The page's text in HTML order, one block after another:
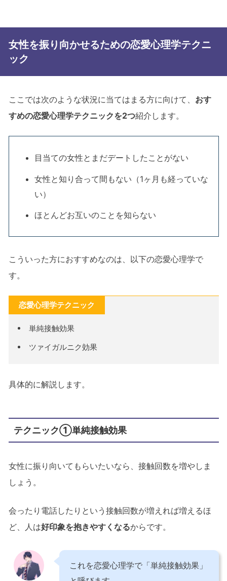
女性を振り向かせるための恋愛心理学テクニ
ック
ここでは次のような状況に当てはまる方に向けて、 おす
すめの恋愛心理学テクニックを2つ紹介します。
目当ての女性とまだデートしたことがない
女性と知り合って間もない（1ヶ月も経っていな
い）
ほとんどお互いのことを知らない
こういった方におすすめなのは、以下の恋愛心理学で
す。
恋愛心理学テクニック
単純接触効果
ツァイガルニク効果
具体的に解説します。
テクニック①単純接触効果
女性に振り向いてもらいたいなら、接触回数を増やしま
しょう。
会ったり電話したりという接触回数が増えれば増えるほ
ど、人は好印象を抱きやすくなるからです。
これを恋愛心理学で「単純接触効果」